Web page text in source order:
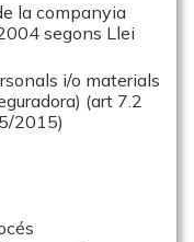
la companyia
segons Llei
i/o materials
(art 7.2
2015)